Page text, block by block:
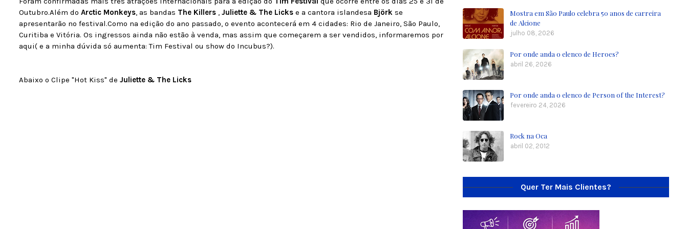
Outubro.Além do Arctic Monkeys, as bandas The Killers , Juliette & The Licks e a cantora islandesa Björk se
apresentarão no festival.Como na edição do ano passado, o evento acontecerá em 4 cidades: Rio de Janeiro, São Paulo,
Curitiba e Vitória. Os ingressos ainda não estão à venda, mas assim que começarem a ser vendidos, informaremos por
aqui( e a minha dúvida só aumenta: Tim Festival ou show do Incubus?).
Abaixo o Clipe "Hot Kiss" de Juliette & The Licks
Mostra em São Paulo celebra 50 anos de carreira
de Alcione
julho 08, 2026
Por onde anda o elenco de Heroes?
abril 26, 2026
Por onde anda o elenco de Person of the Interest?
fevereiro 24, 2026
Rock na Oca
abril 02, 2012
Quer Ter Mais Clientes?